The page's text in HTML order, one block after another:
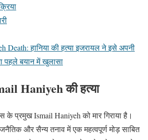
Death: हानिया की हत्या इजरायल ने इसे अपनी
पहले बयान में खुलासा
Haniyeh की हत्या
के प्रमुख Ismail Haniyeh को मार गिराया है।
और सैन्य तनाव में एक महत्वपूर्ण मोड़ साबित